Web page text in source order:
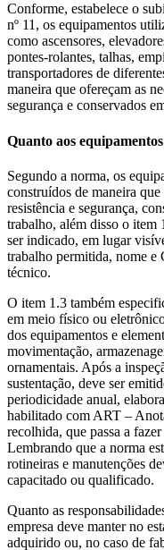
Conforme, estabelece o
nº 11, os equipamentos
como ascensores,
pontes-rolantes, talhas,
transportadores de
maneira que ofereçam as
segurança e conservados
Quanto aos
Segundo a norma, os
construídos de maneira que
resistência e segurança,
trabalho, além disso o item
ser indicado, em lugar
trabalho permitida, nome e
técnico.
O item 1.3 também
em meio físico ou
dos equipamentos e
movimentação,
ornamentais. Após a
sustentação, deve ser
periodicidade anual,
habilitado com ART –
recolhida, que passa a
Lembrando que a norma
rotineiras e manutenções
capacitado ou qualificado.
Quanto as
empresa deve manter no
adquirido ou, no caso de